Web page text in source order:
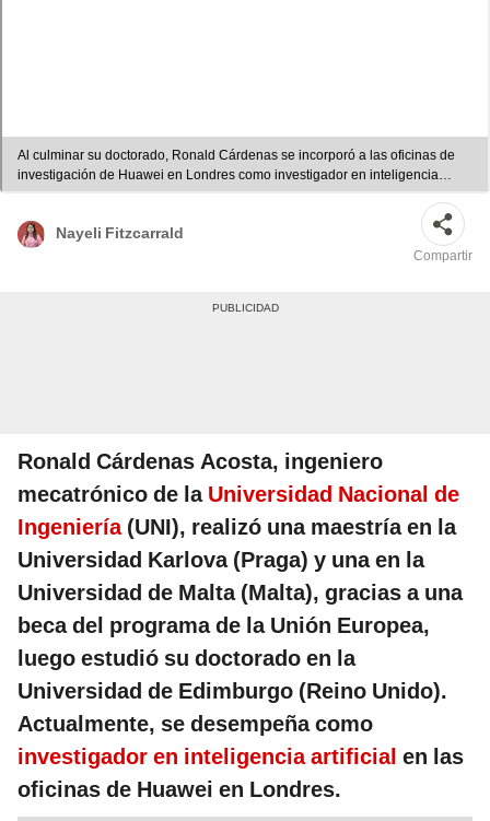
Al culminar su doctorado, Ronald Cárdenas se incorporó a las oficinas de
investigación de Huawei en Londres como investigador en inteligencia
artificial. Foto: composición LR/UNI/LinkedIn/Ronald Cárdenas
Nayeli Fitzcarrald
Compartir
Ronald Cárdenas Acosta, ingeniero
mecatrónico de la Universidad Nacional de
Ingeniería(UNI), realizó una maestría en la
Universidad Karlova (Praga) y una en la
Universidad de Malta (Malta), gracias a una
beca del programa de la Unión Europea,
luego estudió su doctorado en la
Universidad de Edimburgo (Reino Unido).
Actualmente, se desempeña como
investigador en inteligencia artificial en las
oficinas de Huawei en Londres.